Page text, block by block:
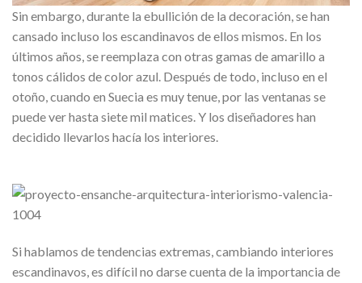
Sin embargo, durante la ebullición de la decoración, se han
cansado incluso los escandinavos de ellos mismos. En los
últimos años, se reemplaza con otras gamas de amarillo a
tonos cálidos de color azul. Después de todo, incluso en el
otoño, cuando en Suecia es muy tenue, por las ventanas se
puede ver hasta siete mil matices. Y los diseñadores han
decidido llevarlos hacía los interiores.
Si hablamos de tendencias extremas, cambiando interiores
escandinavos, es difícil no darse cuenta de la importancia de